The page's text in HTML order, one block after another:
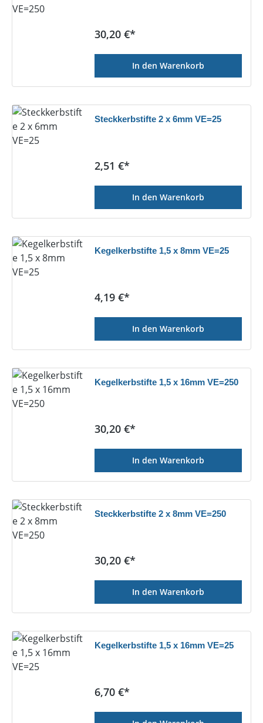
Regulärer Preis:
30,20 €*
In den Warenkorb
Steckkerbstifte 2 x 6mm VE=25
Regulärer Preis:
2,51 €*
In den Warenkorb
Kegelkerbstifte 1,5 x 8mm VE=25
Regulärer Preis:
4,19 €*
In den Warenkorb
Kegelkerbstifte 1,5 x 16mm VE=250
Regulärer Preis:
30,20 €*
In den Warenkorb
Steckkerbstifte 2 x 8mm VE=250
Regulärer Preis:
30,20 €*
In den Warenkorb
Kegelkerbstifte 1,5 x 16mm VE=25
Regulärer Preis:
6,70 €*